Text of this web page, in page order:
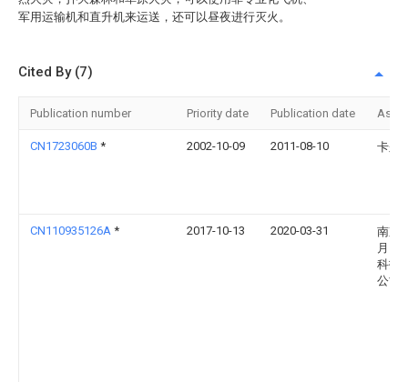
军用运输机和直升机来运送，还可以昼夜进行灭火。
Cited By (7)
Publication number Priority date Publication date
CN1723060B * 2002-10-09 2011-08-10 卡尔·
CN110935126A * 2017-10-13 2020-03-31
南京
月自
科技
公司